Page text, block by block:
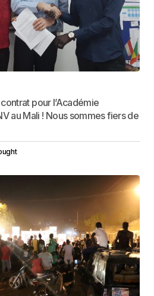
pour l’Académie
au Mali ! Nous sommes fiers de